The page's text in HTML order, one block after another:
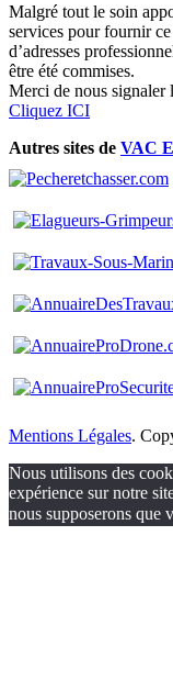
Malgré tout le soin
services pour fournir
d’adresses
être été commises.
Merci de nous signaler
Cliquez ICI
Autres sites de VAC
Mentions Légales.
Nous utilisons des
expérience sur notre
nous supposerons que